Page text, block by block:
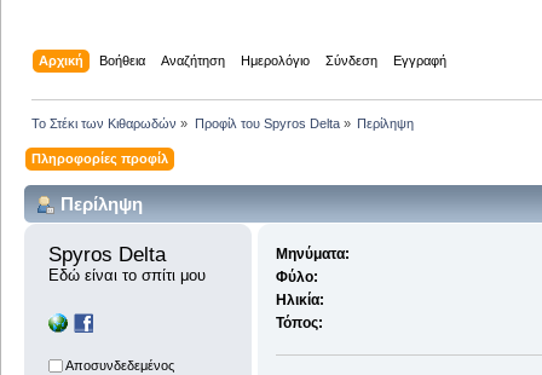
Αρχική Βοήθεια Αναζήτηση Ημερολόγιο Σύνδεση Εγγραφή
Το Στέκι των Κιθαρωδών » Προφίλ του Spyros Delta» Περίληψη
Πληροφορίες προφίλ
Περίληψη
Spyros Delta
Εδώ είναι το σπίτι μου
Αποσυνδεδεμένος
Μηνύματα:
Φύλο:
Ηλικία:
Τόπος: